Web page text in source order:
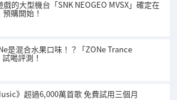
戲的大型機台「SNK NEOGEO MVSX」確定在
預購開始！
是混合水果口味！？「ZONe Trance
喝評測！
》超過6,000萬首歌 免費試用三個月